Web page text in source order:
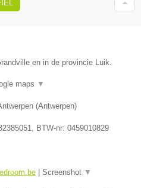
en in de provincie Luik.
maps ▼
(Antwerpen)
, BTW-nr: 0459010829
| Screenshot ▼